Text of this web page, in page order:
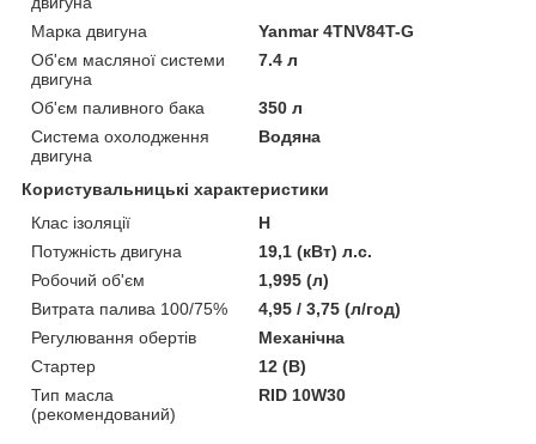
Марка двигуна
Yanmar 4TNV84T-G
Об'єм масляної системи
двигуна
7.4 л
Об'єм паливного бака
350 л
Система охолодження
двигуна
Водяна
Користувальницькі характеристики
Клас ізоляції
Н
Потужність двигуна
19,1 (кВт) л.с.
Робочий об'єм
1,995 (л)
Витрата палива 100/75%
4,95 / 3,75 (л/год)
Регулювання обертів
Механічна
Стартер
12 (В)
Тип масла
(рекомендований)
RID 10W30